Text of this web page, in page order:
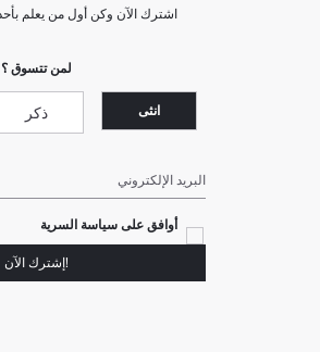
اشترك الآن وكن أول من يعلم
لمن تتسوق ؟
انثى ذكر
البريد الإلكتروني
أوافق على سياسة السرية
!إشترك الآن